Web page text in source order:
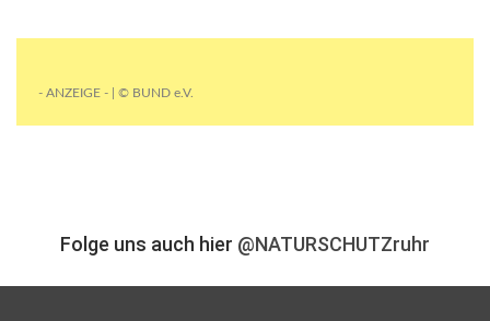
- ANZEIGE - | © BUND e.V.
Folge uns auch hier @NATURSCHUTZruhr